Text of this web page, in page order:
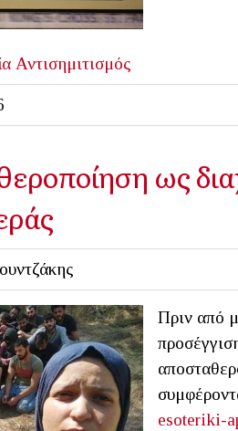
Αντισημιτισμός
ως
Πριν από
esoteriki-